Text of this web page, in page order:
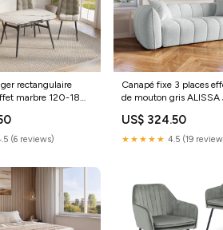
rectangulaire
marbre 120-180
(6 reviews)
Canapé fixe 3 places
de mouton gris ALISSA
US$ 324.50
★★★★★ 4.5 (19